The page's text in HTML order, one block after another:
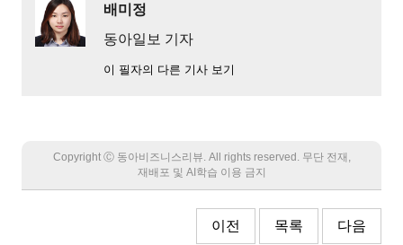
배미정
동아일보 기자
이 필자의 다른 기사 보기
Copyright Ⓒ 동아비즈니스리뷰. All rights reserved. 무단 전재,
재배포 및 AI학습 이용 금지
이전 목록 다음